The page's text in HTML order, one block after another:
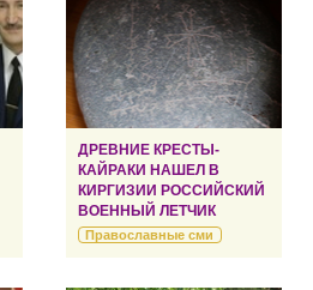
ДРЕВНИЕ КРЕСТЫ-
КАЙРАКИ НАШЕЛ В
КИРГИЗИИ РОССИЙСКИЙ
ВОЕННЫЙ ЛЕТЧИК
Православные сми